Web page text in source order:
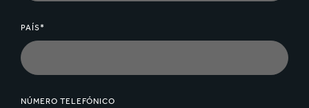
PAÍS*
NÚMERO TELEFÓNICO